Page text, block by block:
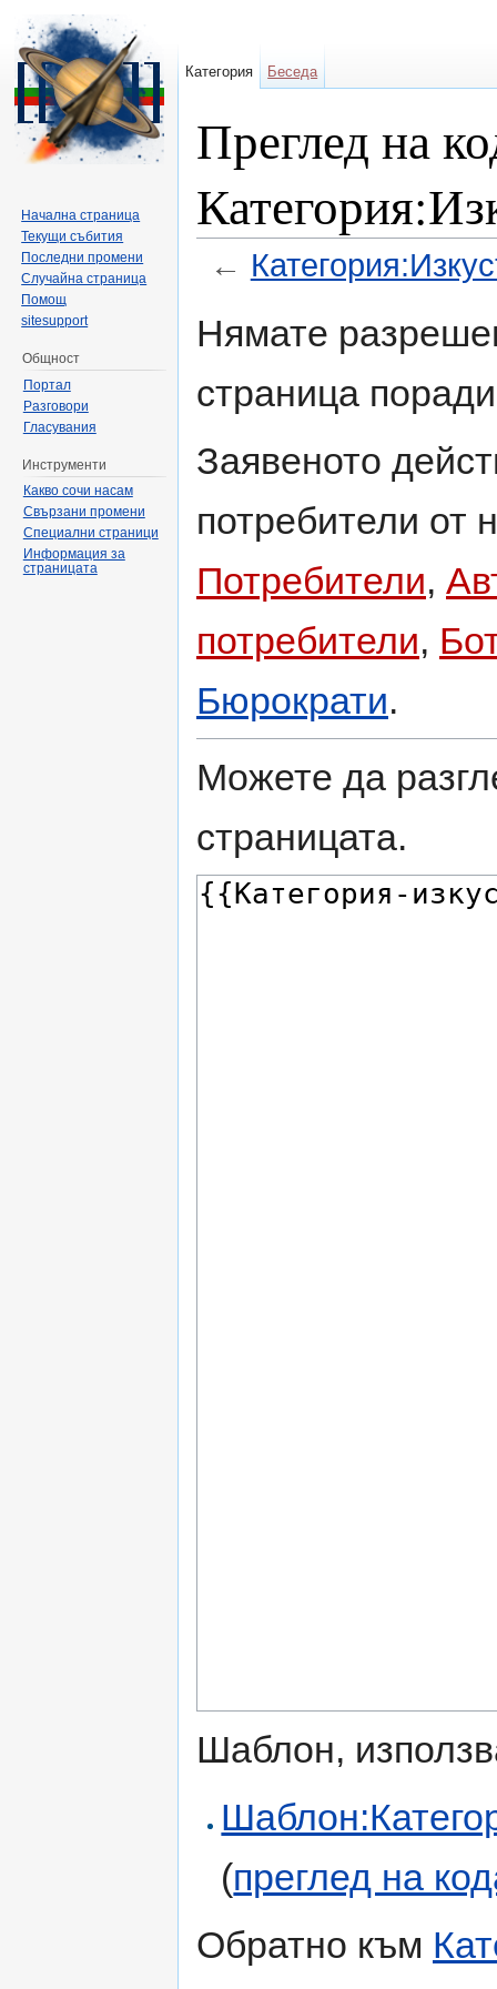
Преглед на
←
Нямате
страница
Заявеното
потребители от
Потребители,
потребители,
Бюрократи.
Можете да
страницата.
Шаблон,
(преглед на
Обратно към
Категория Беседа
Начална страница
Текущи събития
Последни промени
Случайна страница
Помощ
sitesupport
Общност
Портал
Разговори
Гласувания
Инструменти
Какво сочи насам
Свързани промени
Специални страници
Информация за
страницата